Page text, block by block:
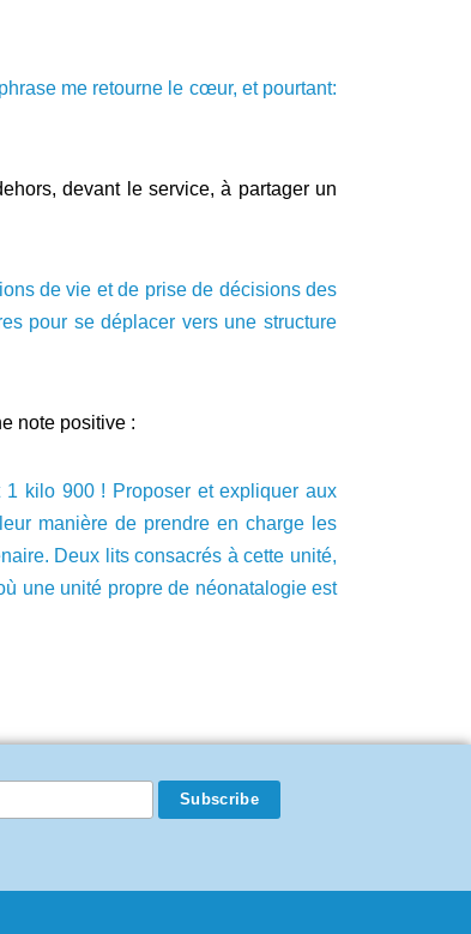
me retourne le cœur, et pourtant:
devant le service, à partager un
de vie et de prise de décisions des
pour se déplacer vers une structure
note positive :
kilo 900 ! Proposer et expliquer aux
manière de prendre en charge les
Deux lits consacrés à cette unité,
une unité propre de néonatalogie est